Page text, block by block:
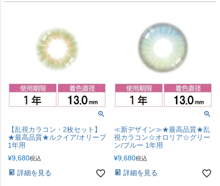
【乱視カラコン・2枚セット】
★最高品質★ルクイア/オリーブ
1年用
¥9,680税込
詳細を見る
≪新デザイン≫★最高品質★乱
視カラコン☆オロリア☆グリー
ン/ブルー 1年用
¥9,680税込
詳細を見る